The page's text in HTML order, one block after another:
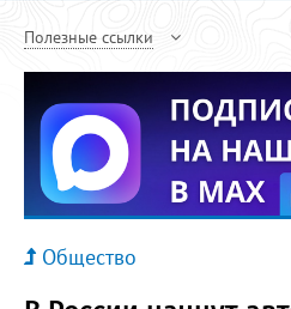
Полезные ссылки
Общество